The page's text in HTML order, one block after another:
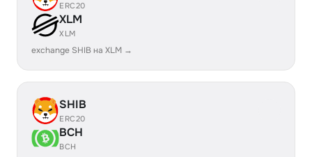
ERC20
XLM
XLM
exchange SHIB на XLM →
SHIB
ERC20
BCH
BCH